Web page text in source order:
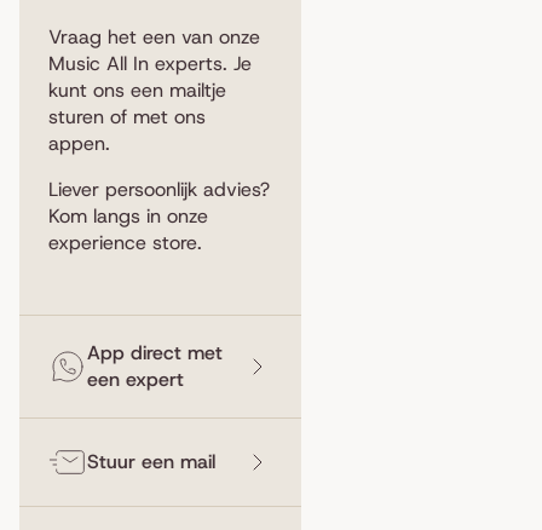
Vraag het een van onze
Music All In experts. Je
kunt ons een mailtje
sturen of met ons
appen.
Liever persoonlijk advies?
Kom langs in onze
experience store.
App direct met
een expert
Stuur een mail